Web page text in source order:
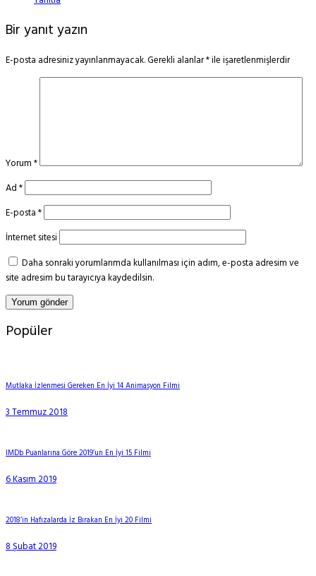
Bir yanıt yazın
E-posta adresiniz yayınlanmayacak.Gerekli alanlar*ile işaretlenmişlerdir
Yorum*
Ad*
E-posta*
İnternet sitesi
Daha sonraki yorumlarımda kullanılması için adım, e-posta adresim ve
site adresim bu tarayıcıya kaydedilsin.
Popüler
Mutlaka İzlenmesi Gereken En İyi 14 Animasyon Filmi
3 Temmuz 2018
IMDb Puanlarına Göre 2019’un En İyi 15 Filmi
6 Kasım 2019
2018’in Hafızalarda İz Bırakan En İyi 20 Filmi
8 Şubat 2019